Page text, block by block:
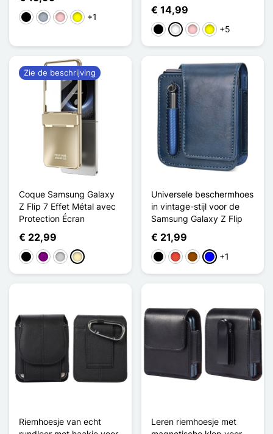
ZwartGrijsRozeGeel+1
€ 14,99
ZwartWit RozeGeel+5
Coque Samsung Galaxy
Z Flip 7 Effet Métal avec
Protection Écran
€ 22,99
ZwartPurperZilverGolden
Zie de beschrijving
Universele beschermhoes
in vintage-stijl voor de
Samsung Galaxy Z Flip
€ 21,99
ZwartRoodBruinBlauw
+1
Riemhoesje van echt
Leren riemhoesje met